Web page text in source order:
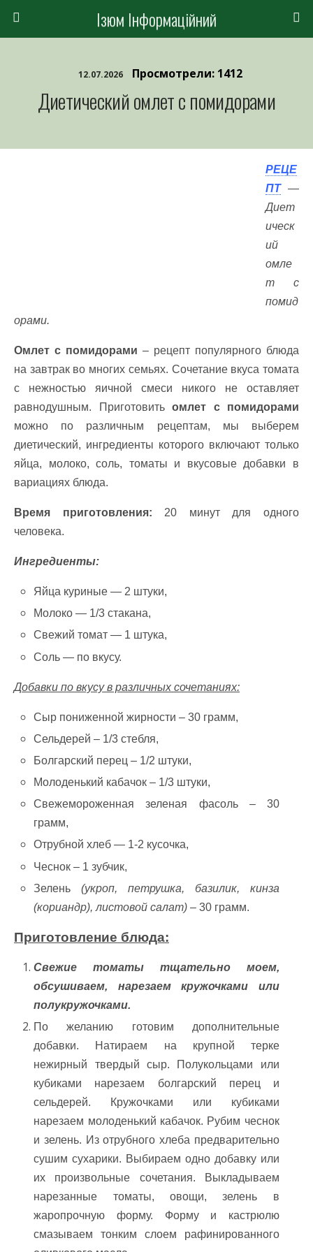
Ізюм Інформаційний
12.07.2026 Просмотрели: 1412
Диетический омлет с помидорами
РЕЦЕ
ПТ—
Диет
ическ
ий
омле
т с
помид
орами.
Омлет с помидорами – рецепт популярного блюда
на завтрак во многих семьях. Сочетание вкуса томата
с нежностью яичной смеси никого не оставляет
равнодушным. Приготовить омлет с помидорами
можно по различным рецептам, мы выберем
диетический, ингредиенты которого включают только
яйца, молоко, соль, томаты и вкусовые добавки в
вариациях блюда.
Время приготовления: 20 минут для одного
человека.
Ингредиенты:
Яйца куриные — 2 штуки,
Молоко — 1/3 стакана,
Свежий томат — 1 штука,
Соль — по вкусу.
Добавки по вкусу в различных сочетаниях:
Сыр пониженной жирности – 30 грамм,
Сельдерей – 1/3 стебля,
Болгарский перец – 1/2 штуки,
Молоденький кабачок – 1/3 штуки,
Свежемороженная зеленая фасоль – 30
грамм,
Отрубной хлеб — 1-2 кусочка,
Чеснок – 1 зубчик,
Зелень(укроп, петрушка, базилик, кинза
(кориандр), листовой салат) – 30 грамм.
Приготовление блюда:
Свежие томаты тщательно моем,
обсушиваем, нарезаем кружочками или
полукружочками.
По желанию готовим дополнительные
добавки. Натираем на крупной терке
нежирный твердый сыр. Полукольцами или
кубиками нарезаем болгарский перец и
сельдерей. Кружочками или кубиками
нарезаем молоденький кабачок. Рубим чеснок
и зелень. Из отрубного хлеба предварительно
сушим сухарики. Выбираем одно добавку или
их произвольные сочетания. Выкладываем
нарезанные томаты, овощи, зелень в
жаропрочную форму. Форму и кастрюлю
смазываем тонким слоем рафинированного